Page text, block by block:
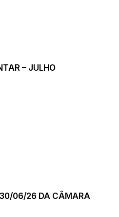
– JULHO
30/06/26 DA CÂMARA